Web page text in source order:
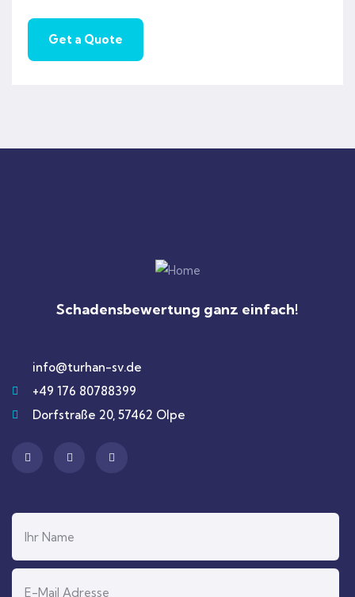
Schadensbewertung ganz einfach!
info@turhan-sv.de
+49 176 80788399
Dorfstraße 20, 57462 Olpe